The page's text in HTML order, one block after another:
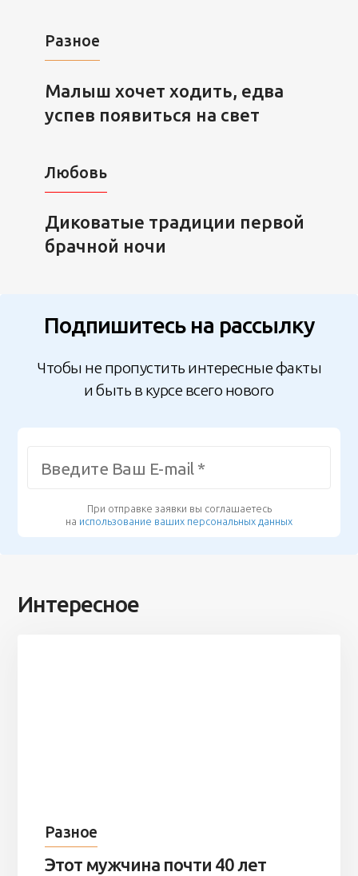
Разное
Малыш хочет ходить, едва
успев появиться на свет
Любовь
Диковатые традиции первой
брачной ночи
Подпишитесь на рассылку
Чтобы не пропустить интересные факты
и быть в курсе всего нового
При отправке заявки вы соглашаетесь
на использование ваших персональных данных
Интересное
Разное
Этот мужчина почти 40 лет